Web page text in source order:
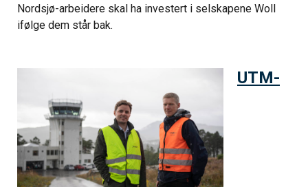
Nordsjø-arbeidere skal ha investert i selskapene Woll
ifølge dem står bak.
UTM-